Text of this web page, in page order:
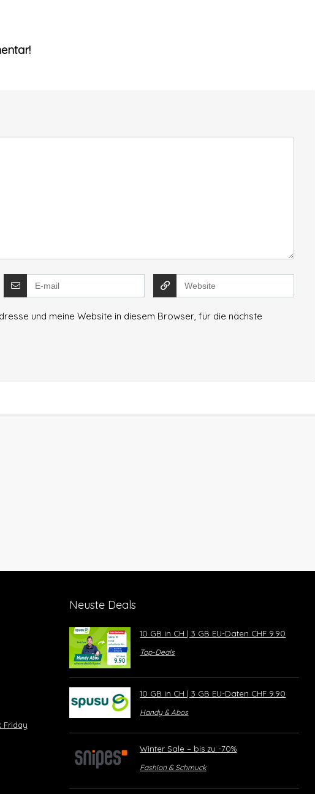
und meine Website in diesem Browser, für die nächste
Friday
Neuste Deals
10 GB in CH | 3 GB EU-Daten CHF 9.90
Top-Deals
10 GB in CH | 3 GB EU-Daten CHF 9.90
Handy & Abos
Winter Sale – bis zu -70%
Fashion & Schmuck